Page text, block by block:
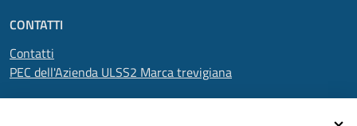
CONTATTI
Contatti
PEC dell'Azienda ULSS2 Marca trevigiana